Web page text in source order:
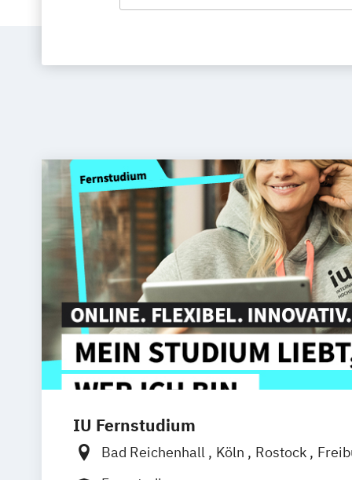
IU Fernstudium
Bad Reichenhall Köln Rostock
Frankfurt am Main